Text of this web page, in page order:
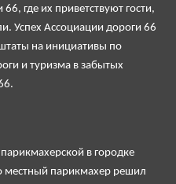
где их приветствуют гости,
Успех Ассоциации дороги 66
на инициативы по
и туризма в забытых
в городке
местный парикмахер решил